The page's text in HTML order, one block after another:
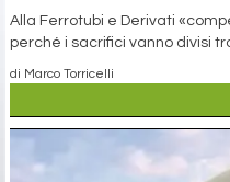
Alla Ferrotubi e Derivati
perché i sacrifici vanno divisi
di Marco Torricelli